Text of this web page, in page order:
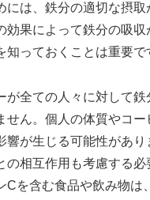
には、鉄分の適切な摂取
効果によって鉄分の吸収
知っておくことは重要で
が全ての人々に対して
せん。個人の体質やコー
響が生じる可能性があ
の相互作用も考慮する必
Cを含む食品や飲み物は